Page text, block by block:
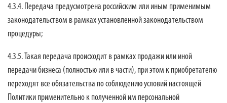
4.3.4. Передача предусмотрена российским или иным применимым
законодательством в рамках установленной законодательством
процедуры;
4.3.5. Такая передача происходит в рамках продажи или иной
передачи бизнеса (полностью или в части), при этом к приобретателю
переходят все обязательства по соблюдению условий настоящей
Политики применительно к полученной им персональной